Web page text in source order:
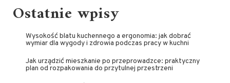
Ostatnie wpisy
Wysokość blatu kuchennego a ergonomia: jak dobrać
wymiar dla wygody i zdrowia podczas pracy w kuchni
Jak urządzić mieszkanie po przeprowadzce: praktyczny
plan od rozpakowania do przytulnej przestrzeni